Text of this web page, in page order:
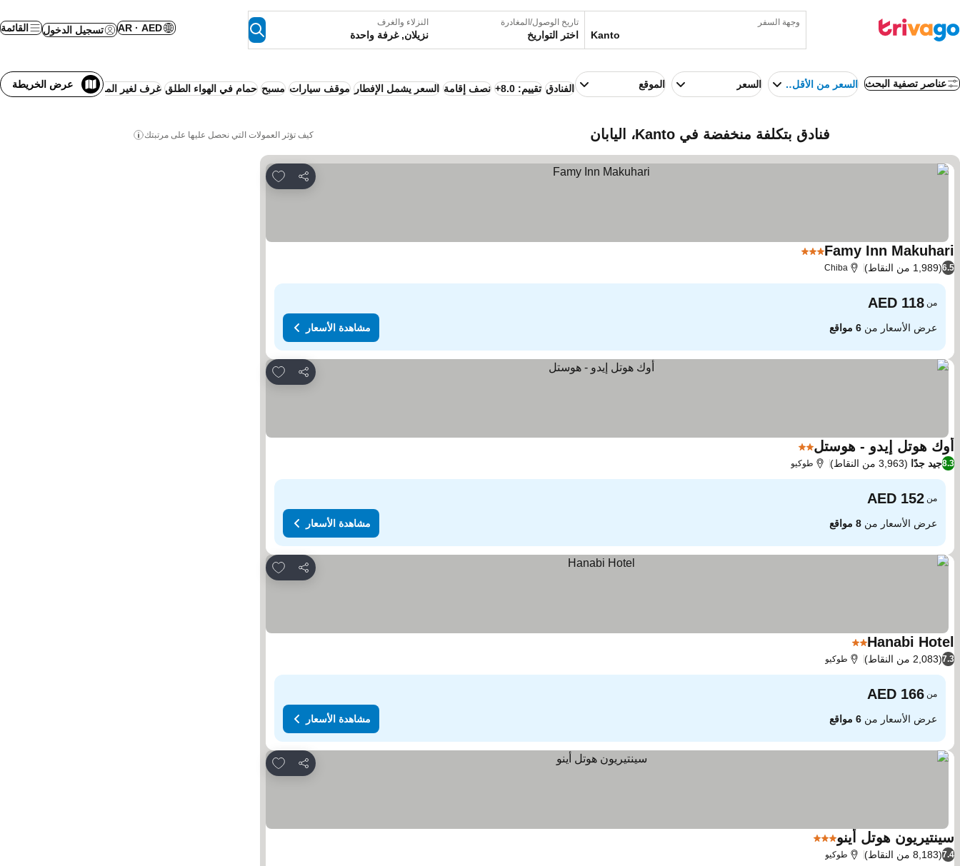
وجهة السفر تاريخ الوصول/المغادرة
اختر التواريخ
النزلاء والغرف
نزيلان, غرفة واحدة
AR · AED تسجيل الدخول القائمة
عناصر تصفية البحث السعر من الأقل إلى الأعلى
السعر الموقع الفنادق تقييم: 8.0+ نصف إقامة السعر يشمل الإفطار موقف سيارات مسبح حمام في الهواء الطلق غرف لغير المدخنين العائلات مسموح
عرض الخريطة
فنادق بتكلفة منخفضة في Kanto، اليابان كيف تؤثر العمولات التي نحصل عليها على مرتبتك
مشاركة
Add to favorites
Famy Inn Makuhari3 عدد النجوم
6.5(1,989 من النقاط) Chiba
من
عرض الأسعار من 6 مواقع مشاهدة الأسعار
مشاركة
Add to favorites
أوك هوتل إيدو - هوستل2 عدد النجوم
8.3جيد جدًا (3,963 من النقاط) طوكيو
من
عرض الأسعار من 8 مواقع مشاهدة الأسعار
مشاركة
Add to favorites
Hanabi Hotel2 عدد النجوم
7.3(2,083 من النقاط) طوكيو
من
عرض الأسعار من 6 مواقع مشاهدة الأسعار
مشاركة
Add to favorites
سينتيريون هوتل أينو3 عدد النجوم
7.4(8,183 من النقاط) طوكيو